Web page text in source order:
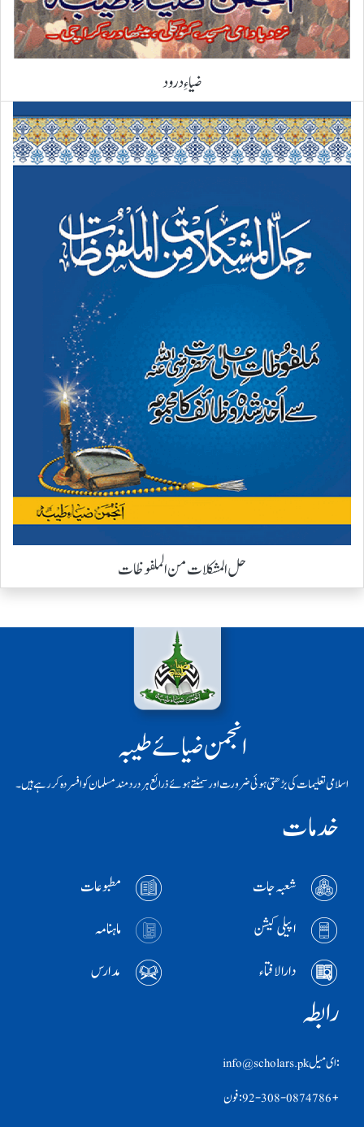
ضیاءِ درود
حل المشکلات من الملفوظات
انجمن ضیائے طیبہ
اسلامی تعلیمات کی بڑھتی ہوئی ضرورت اور سمٹتے ہوئے ذرائع ہر دردمند مسلمان کو افسردہ کر رہے ہیں۔
خدمات
شعبہ جات
مطبوعات
اپیلی کیشن
ماہنامہ
دارالافتاء
مدارس
رابطہ
:ای ميل info@scholars.pk
+92-308-0874786 :فون